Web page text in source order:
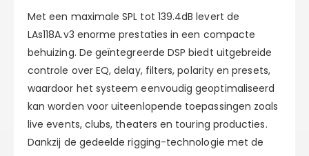
Met een maximale SPL tot 139.4dB levert de
LAs118A.v3 enorme prestaties in een compacte
behuizing. De geïntegreerde DSP biedt uitgebreide
controle over EQ, delay, filters, polarity en presets,
waardoor het systeem eenvoudig geoptimaliseerd
kan worden voor uiteenlopende toepassingen zoals
live events, clubs, theaters en touring producties.
Dankzij de gedeelde rigging-technologie met de